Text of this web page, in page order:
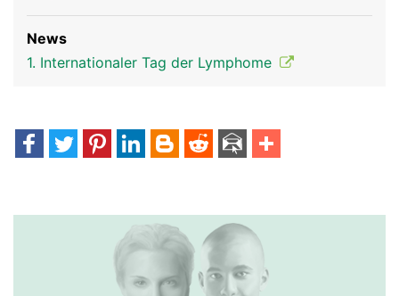
News
1. Internationaler Tag der Lymphome